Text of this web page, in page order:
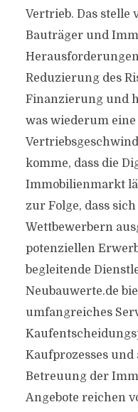
Vertrieb. Das stelle
Bauträger und
Reduzierung des
Finanzierung und
was wiederum eine
komme, dass die
Immobilienmarkt
zur Folge, dass
Wettbewerbern
potenziellen
begleitende
Neubauwerte.de
umfangreiches
Kaufprozesses
Betreuung der
Angebote reichen